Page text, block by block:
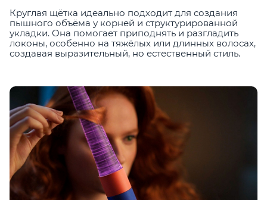
Круглая щётка идеально подходит для создания
пышного объёма у корней и структурированной
укладки. Она помогает приподнять и разгладить
локоны, особенно на тяжёлых или длинных волосах,
создавая выразительный, но естественный стиль.